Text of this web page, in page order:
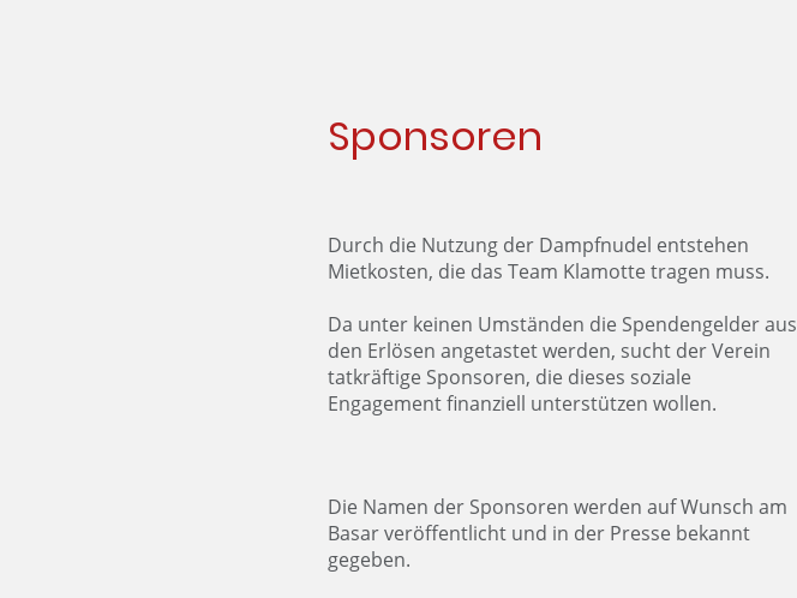
Sponsoren
Durch die Nutzung der Dampfnudel entstehen
Mietkosten, die das Team Klamotte tragen muss.
Da unter keinen Umständen die Spendengelder aus
den Erlösen angetastet werden, sucht der Verein
tatkräftige Sponsoren, die dieses soziale
Engagement finanziell unterstützen wollen.
Die Namen der Sponsoren werden auf Wunsch am
Basar veröffentlicht und in der Presse bekannt
gegeben.